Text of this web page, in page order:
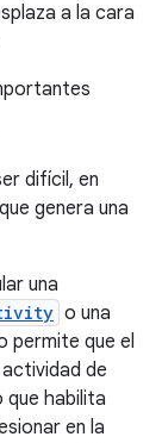
a la cara
difícil, en
genera una
una
o una
permite que el
de
que habilita
en la